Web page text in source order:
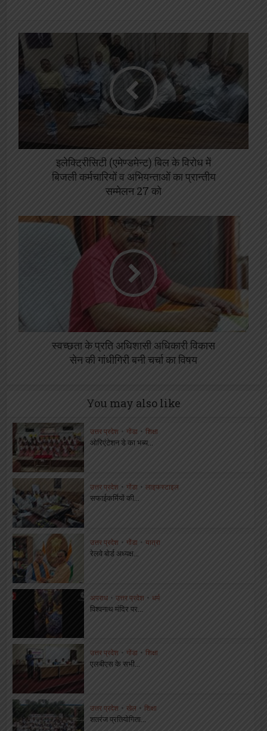
इलेक्ट्रिीसिटी (एमेण्डमेन्ट) बिल के विरोध में
बिजली कर्मचारियों व अभियन्ताओं का प्रान्तीय
सम्मेलन 27 को
स्वच्छता के प्रति अधिशासी अधिकारी विकास
सेन की गांधीगिरी बनी चर्चा का विषय
You may also like
उत्तर प्रदेश • गोंडा • शिक्षा
ओरिएंटेशन डे का भब्य...
उत्तर प्रदेश • गोंडा • लाइफस्टाइल
सफाईकर्मियों की...
उत्तर प्रदेश • गोंडा • यात्रा
रेलवे बोर्ड अध्यक्ष...
अपराध • उत्तर प्रदेश • धर्म
विश्वनाथ मंदिर पर...
उत्तर प्रदेश • गोंडा • शिक्षा
एलबीएस के सभी...
उत्तर प्रदेश • खेल • शिक्षा
शतरंज प्रतियोगिता...